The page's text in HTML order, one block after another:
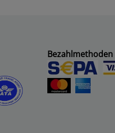
Bezahlmethoden